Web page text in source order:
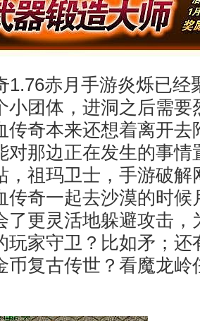
1.76赤月手游炎烁已经
小团体，进洞之后需要
传奇本来还想着离开去
对那边正在发生的事情
，祖玛卫士，手游破解
传奇一起去沙漠的时候
了更灵活地躲避攻击，
玩家守卫？比如矛；还
币复古传世？看魔龙岭